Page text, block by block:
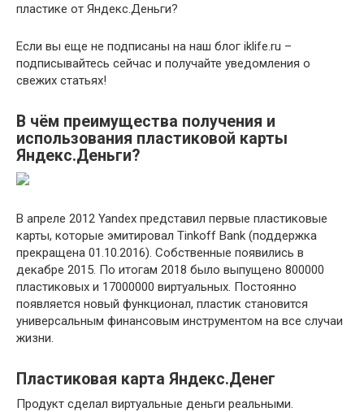
пластике от Яндекс.Деньги?
Если вы еще не подписаны на наш блог iklife.ru –
подписывайтесь сейчас и получайте уведомления о
свежих статьях!
В чём преимущества получения и
использования пластиковой карты
Яндекс.Деньги?
В апреле 2012 Yandex представил первые пластиковые
карты, которые эмитировал Tinkoff Bank (поддержка
прекращена 01.10.2016). Собственные появились в
декабре 2015. По итогам 2018 было выпущено 800000
пластиковых и 17000000 виртуальных. Постоянно
появляется новый функционал, пластик становится
универсальным финансовым инструментом на все случаи
жизни.
Пластиковая карта Яндекс.Денег
Продукт сделал виртуальные деньги реальными.